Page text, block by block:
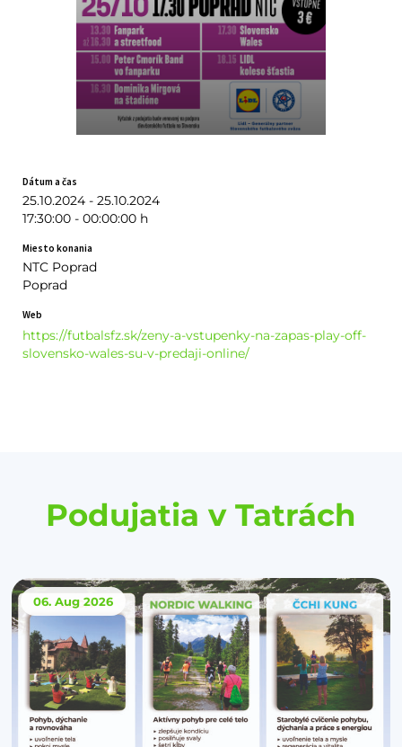
Dátum a čas
25.10.2024 - 25.10.2024
17:30:00 - 00:00:00 h
Miesto konania
NTC Poprad
Poprad
Web
https://futbalsfz.sk/zeny-a-vstupenky-na-zapas-play-off-
slovensko-wales-su-v-predaji-online/
Podujatia v Tatrách
06. Aug 2026